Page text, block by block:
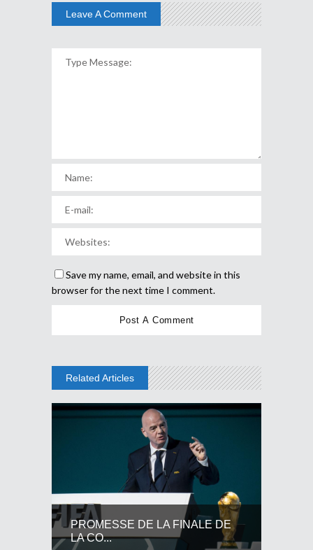
Leave A Comment
Save my name, email, and website in this
browser for the next time I comment.
Related Articles
PROMESSE DE LA FINALE DE
LA CO...